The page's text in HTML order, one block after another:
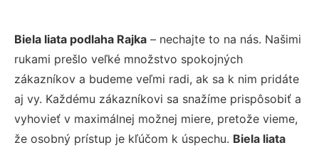
Biela liata podlaha Rajka – nechajte to na nás. Našimi
rukami prešlo veľké množstvo spokojných
zákazníkov a budeme veľmi radi, ak sa k nim pridáte
aj vy. Každému zákazníkovi sa snažíme prispôsobiť a
vyhovieť v maximálnej možnej miere, pretože vieme,
že osobný prístup je kľúčom k úspechu. Biela liata